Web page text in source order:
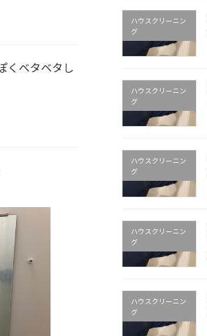
くベタベタし
ハウスクリーニン
グ
ハウスクリーニン
グ
ハウスクリーニン
グ
ハウスクリーニン
グ
ハウスクリーニン
グ